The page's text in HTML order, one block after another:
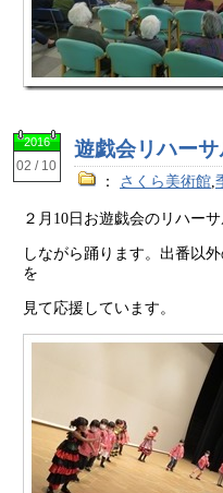
2016
02 / 10
遊戯会リハー
： さくら美術館,
２月10日お遊戯会のリハー
しながら踊ります。出番以
を
見て応援しています。